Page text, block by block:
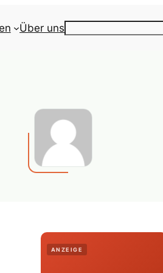
Über uns
ANZEIGE